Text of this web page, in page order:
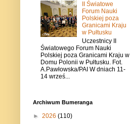
II Światowe
Forum Nauki
Polskiej poza
Granicami Kraju
w Pułtusku
Uczestnicy II
Światowego Forum Nauki
Polskiej poza Granicami Kraju w
Domu Polonii w Pułtusku. Fot.
A.Pawłowska/PAI W dniach 11-
14 wrześ...
Archiwum Bumeranga
► 2026 (110)